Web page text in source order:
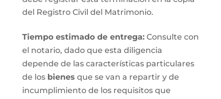
del Registro Civil del Matrimonio.
Tiempo estimado de entrega:Consulte con
el notario, dado que esta diligencia
depende de las características particulares
de los bienes que se van a repartir y de
incumplimiento de los requisitos que